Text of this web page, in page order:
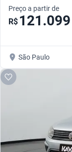
Preço a partir de
R$ 121.099
São Paulo